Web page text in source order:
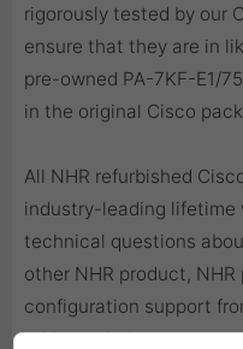
rigorously tested by our
ensure that they are in
pre-owned PA-7KF-E1/
in the original Cisco
All NHR refurbished
industry-leading lifetime
technical questions
other NHR product,
configuration support
additional charge.